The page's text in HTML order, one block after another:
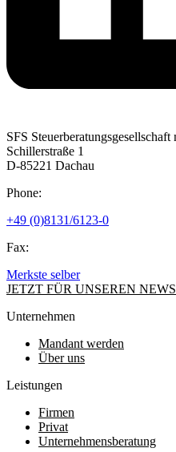
SFS Steuerberatungsgesellschaft
Schillerstraße 1
D-85221 Dachau
Phone:
+49 (0)8131/6123-0
Fax:
Merkste selber
JETZT FÜR UNSEREN
Unternehmen
Mandant werden
Über uns
Leistungen
Firmen
Privat
Unternehmensberatung